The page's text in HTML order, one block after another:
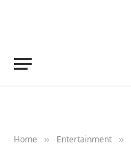
Home » Entertainment »